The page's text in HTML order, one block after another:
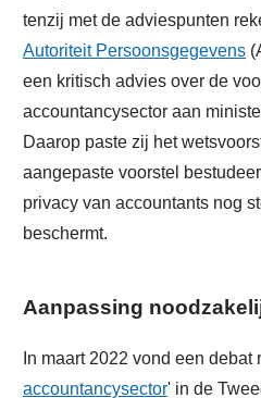
tenzij met de adviespunten
Autoriteit Persoonsgegevens
een kritisch advies over de
accountancysector aan
Daarop paste zij het
aangepaste voorstel
privacy van accountants nog
beschermt.
Aanpassing
In maart 2022 vond een debat
accountancysector' in de